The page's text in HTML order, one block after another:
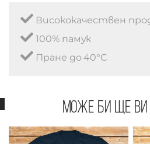
Висококачествен
100% памук
Пране до 40°C
Може би ще ви